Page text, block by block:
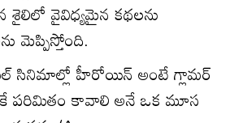
వైవిధ్యమైన కథలను
మెప్పిస్తోంది.
సినిమాల్లో హీరోయిన్ అంటే గ్లామర్
కావాలి అనే ఒక మూస